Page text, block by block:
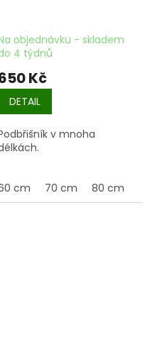
cm
objednávku - skladem
4 týdnů
Kč
DETAIL
v mnoha
cm 70 cm 80 cm